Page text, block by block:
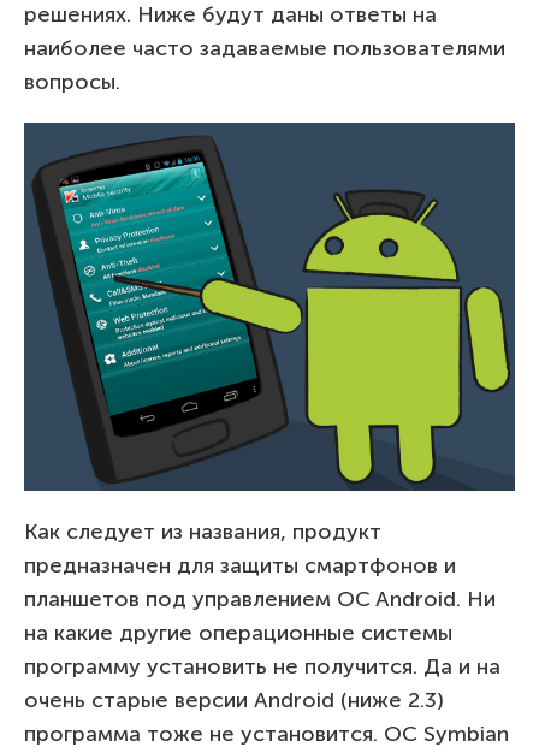
решениях. Ниже будут даны ответы на
наиболее часто задаваемые пользователями
вопросы.
Как следует из названия, продукт
предназначен для защиты смартфонов и
планшетов под управлением OC Android. Ни
на какие другие операционные системы
программу установить не получится. Да и на
очень старые версии Android (ниже 2.3)
программа тоже не установится. OC Symbian